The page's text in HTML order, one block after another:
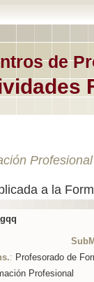
de
Profesional
a la
: Profesorado de
Profesional